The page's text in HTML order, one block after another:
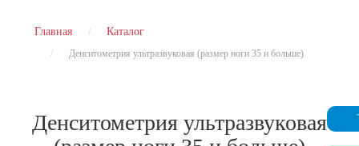
Главная Каталог
Денситометрия ультразвуковая (размер ноги 35 и больше)
Денситометрия ультразвуковая